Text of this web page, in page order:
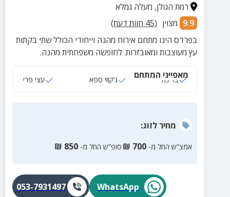
רמת הגולן, מעלה גמלא
9.9 מצוין (
45 חוות דעת)
בפרדס הינו מתחם אירוח מהנה וייחודי הכולל שתי בקתות
עץ מעוצבות ומאובזרות. לחופשה משפחתית מהנה.
מאפייני המתחם
בריכה ג‘קוזי ספא עצי פרי
מחירלזוג:
אמצ”ש החל מ- 700
₪ סופ”ש החל מ- 850
₪
WhatsApp
053-7931497